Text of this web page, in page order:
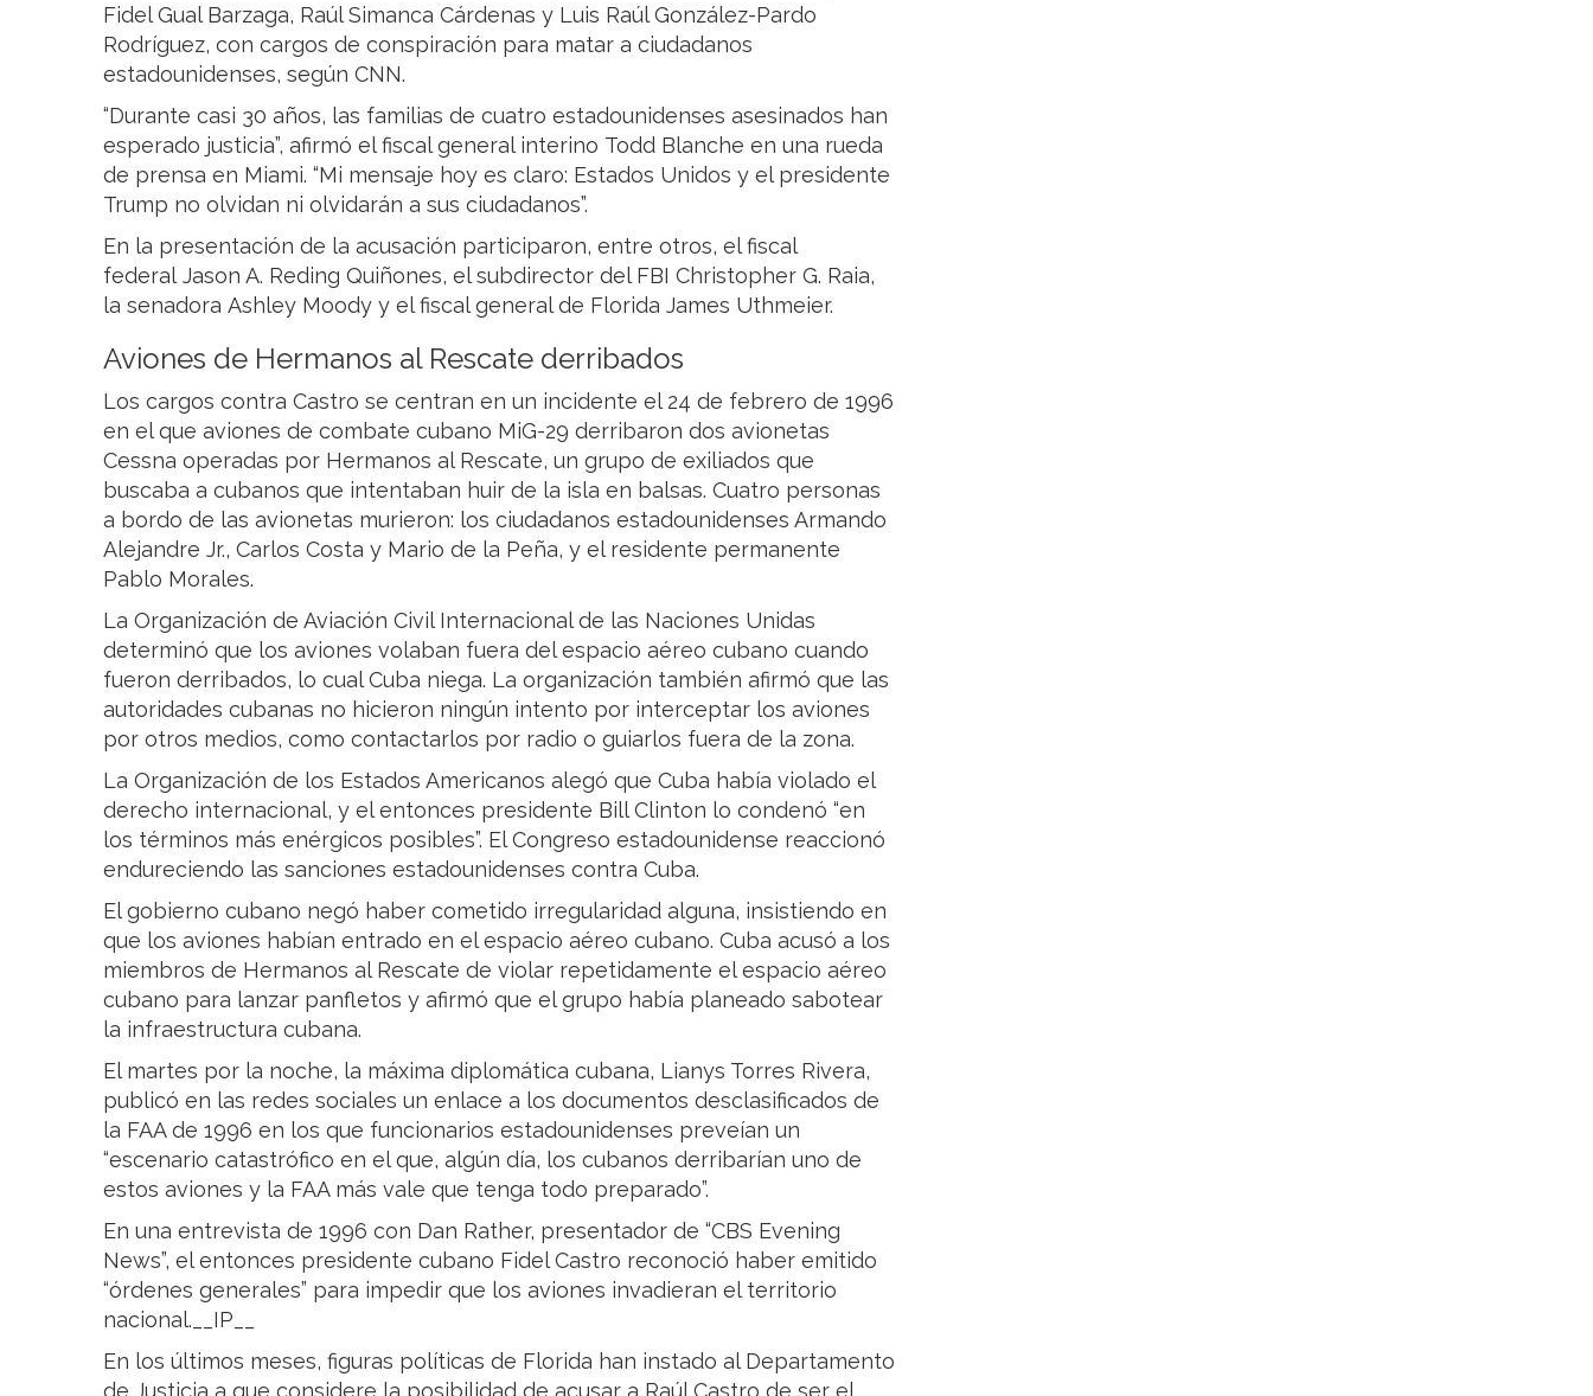
Fidel Gual Barzaga, Raúl Simanca Cárdenas y Luis Raúl González-Pardo
Rodríguez, con cargos de conspiración para matar a ciudadanos
estadounidenses, según CNN.
“Durante casi 30 años, las familias de cuatro estadounidenses asesinados han
esperado justicia”, afirmó el fiscal general interino Todd Blanche en una rueda
de prensa en Miami. “Mi mensaje hoy es claro: Estados Unidos y el presidente
Trump no olvidan ni olvidarán a sus ciudadanos”.
En la presentación de la acusación participaron, entre otros, el fiscal
federal Jason A. Reding Quiñones, el subdirector del FBI Christopher G. Raia,
la senadora Ashley Moody y el fiscal general de Florida James Uthmeier.
Aviones de Hermanos al Rescate derribados
Los cargos contra Castro se centran en un incidente el 24 de febrero de 1996
en el que aviones de combate cubano MiG-29 derribaron dos avionetas
Cessna operadas por Hermanos al Rescate, un grupo de exiliados que
buscaba a cubanos que intentaban huir de la isla en balsas. Cuatro personas
a bordo de las avionetas murieron: los ciudadanos estadounidenses Armando
Alejandre Jr., Carlos Costa y Mario de la Peña, y el residente permanente
Pablo Morales.
La Organización de Aviación Civil Internacional de las Naciones Unidas
determinó que los aviones volaban fuera del espacio aéreo cubano cuando
fueron derribados, lo cual Cuba niega. La organización también afirmó que las
autoridades cubanas no hicieron ningún intento por interceptar los aviones
por otros medios, como contactarlos por radio o guiarlos fuera de la zona.
La Organización de los Estados Americanos alegó que Cuba había violado el
derecho internacional, y el entonces presidente Bill Clinton lo condenó “en
los términos más enérgicos posibles”. El Congreso estadounidense reaccionó
endureciendo las sanciones estadounidenses contra Cuba.
El gobierno cubano negó haber cometido irregularidad alguna, insistiendo en
que los aviones habían entrado en el espacio aéreo cubano. Cuba acusó a los
miembros de Hermanos al Rescate de violar repetidamente el espacio aéreo
cubano para lanzar panfletos y afirmó que el grupo había planeado sabotear
la infraestructura cubana.
El martes por la noche, la máxima diplomática cubana, Lianys Torres Rivera,
publicó en las redes sociales un enlace a los documentos desclasificados de
la FAA de 1996 en los que funcionarios estadounidenses preveían un
“escenario catastrófico en el que, algún día, los cubanos derribarían uno de
estos aviones y la FAA más vale que tenga todo preparado”.
En una entrevista de 1996 con Dan Rather, presentador de “CBS Evening
News”, el entonces presidente cubano Fidel Castro reconoció haber emitido
“órdenes generales” para impedir que los aviones invadieran el territorio
nacional.__IP__
En los últimos meses, figuras políticas de Florida han instado al Departamento
de Justicia a que considere la posibilidad de acusar a Raúl Castro de ser el